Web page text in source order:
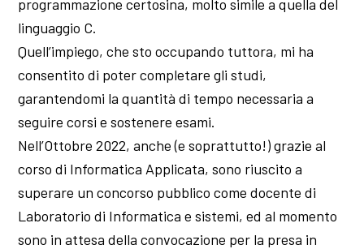
programmazione certosina, molto simile a quella del
linguaggio C.
Quell’impiego, che sto occupando tuttora, mi ha
consentito di poter completare gli studi,
garantendomi la quantità di tempo necessaria a
seguire corsi e sostenere esami.
Nell’Ottobre 2022, anche (e soprattutto!) grazie al
corso di Informatica Applicata, sono riuscito a
superare un concorso pubblico come docente di
Laboratorio di Informatica e sistemi, ed al momento
sono in attesa della convocazione per la presa in